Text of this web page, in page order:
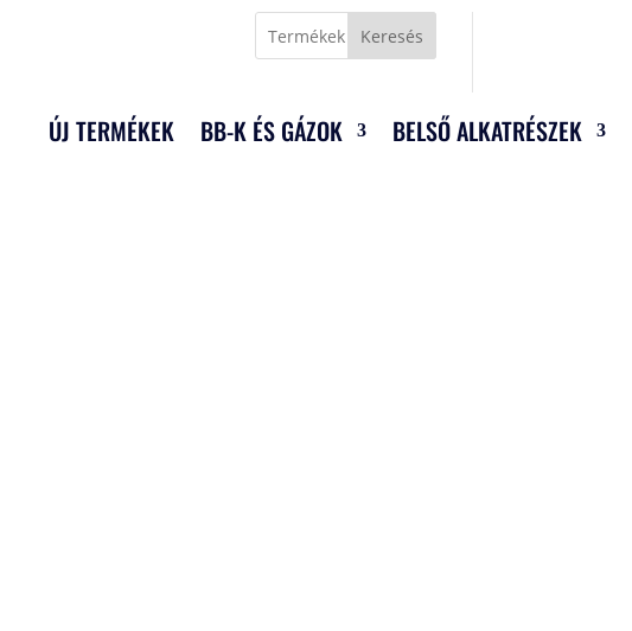
Keresés
ÚJ TERMÉKEK BB-K ÉS GÁZOK BELSŐ ALKATRÉSZEK